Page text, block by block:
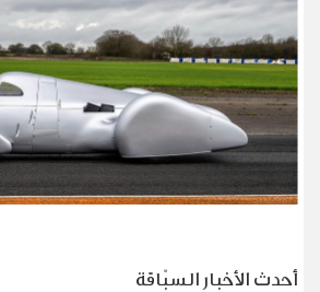
أحدث الأخبار السبّاقة